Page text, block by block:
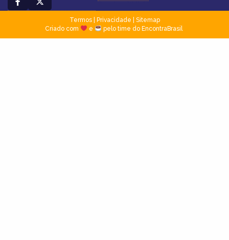
Termos| Privacidade
Sitemap
Criado com
e pelo time do EncontraBrasil